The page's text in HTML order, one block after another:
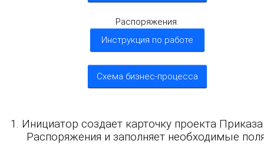
Распоряжения:
Инструкция по работе
Схема бизнес-процесса
1. Инициатор создает карточку проекта
Распоряжения и заполняет необходимые